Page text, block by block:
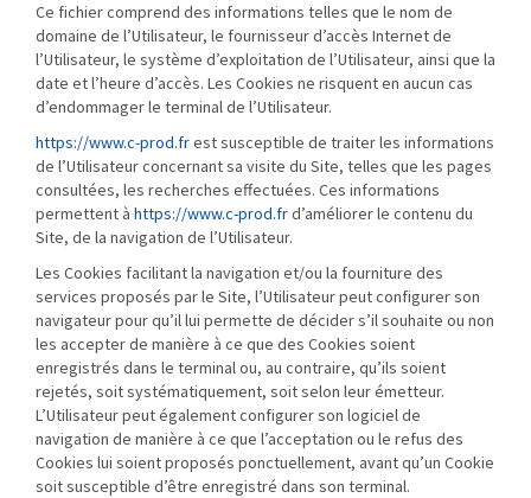
Ce fichier comprend des informations telles que le nom de
domaine de l’Utilisateur, le fournisseur d’accès Internet de
l’Utilisateur, le système d’exploitation de l’Utilisateur, ainsi que la
date et l’heure d’accès. Les Cookies ne risquent en aucun cas
d’endommager le terminal de l’Utilisateur.
https://www.c-prod.frest susceptible de traiter les informations
de l’Utilisateur concernant sa visite du Site, telles que les pages
consultées, les recherches effectuées. Ces informations
permettent à https://www.c-prod.frd’améliorer le contenu du
Site, de la navigation de l’Utilisateur.
Les Cookies facilitant la navigation et/ou la fourniture des
services proposés par le Site, l’Utilisateur peut configurer son
navigateur pour qu’il lui permette de décider s’il souhaite ou non
les accepter de manière à ce que des Cookies soient
enregistrés dans le terminal ou, au contraire, qu’ils soient
rejetés, soit systématiquement, soit selon leur émetteur.
L’Utilisateur peut également configurer son logiciel de
navigation de manière à ce que l’acceptation ou le refus des
Cookies lui soient proposés ponctuellement, avant qu’un Cookie
soit susceptible d’être enregistré dans son terminal.